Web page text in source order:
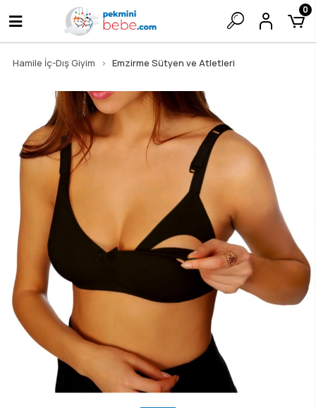
0
Hamile İç-Dış Giyim Emzirme Sütyen ve Atletleri